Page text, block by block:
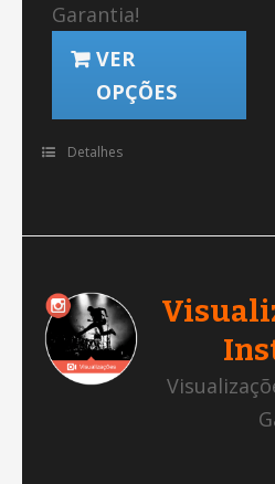
Garantia!
VER
OPÇÕES
Detalhes